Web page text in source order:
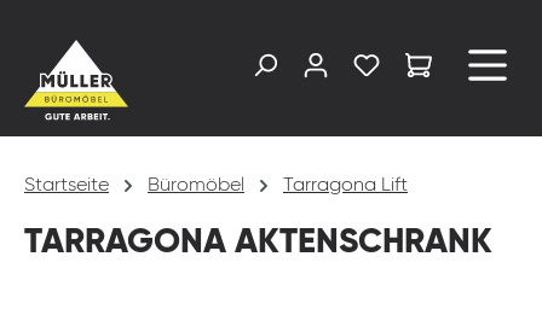
Startseite Büromöbel Tarragona Lift
TARRAGONA AKTENSCHRANK